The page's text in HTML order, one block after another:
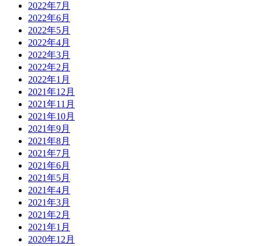
2022年7月
2022年6月
2022年5月
2022年4月
2022年3月
2022年2月
2022年1月
2021年12月
2021年11月
2021年10月
2021年9月
2021年8月
2021年7月
2021年6月
2021年5月
2021年4月
2021年3月
2021年2月
2021年1月
2020年12月